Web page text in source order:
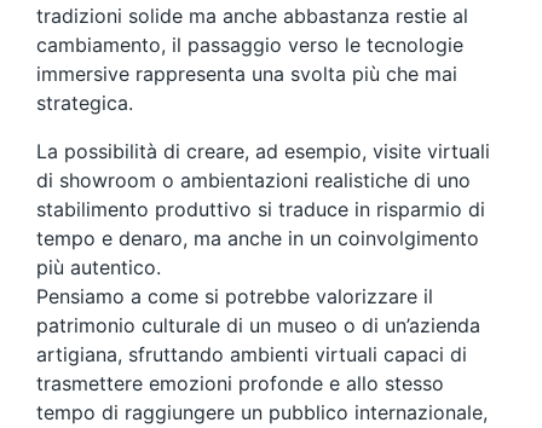
tradizioni solide ma anche abbastanza restie al
cambiamento, il passaggio verso le tecnologie
immersive rappresenta una svolta più che mai
strategica.
La possibilità di creare, ad esempio, visite virtuali
di showroom o ambientazioni realistiche di uno
stabilimento produttivo si traduce in risparmio di
tempo e denaro, ma anche in un coinvolgimento
più autentico.
Pensiamo a come si potrebbe valorizzare il
patrimonio culturale di un museo o di un’azienda
artigiana, sfruttando ambienti virtuali capaci di
trasmettere emozioni profonde e allo stesso
tempo di raggiungere un pubblico internazionale,